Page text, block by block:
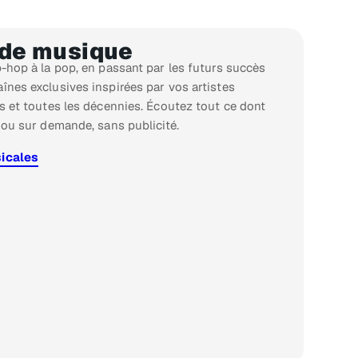
musique
à la pop, en passant par les futurs succès
exclusives inspirées par vos artistes
et toutes les décennies. Écoutez tout ce dont
sur demande, sans publicité.